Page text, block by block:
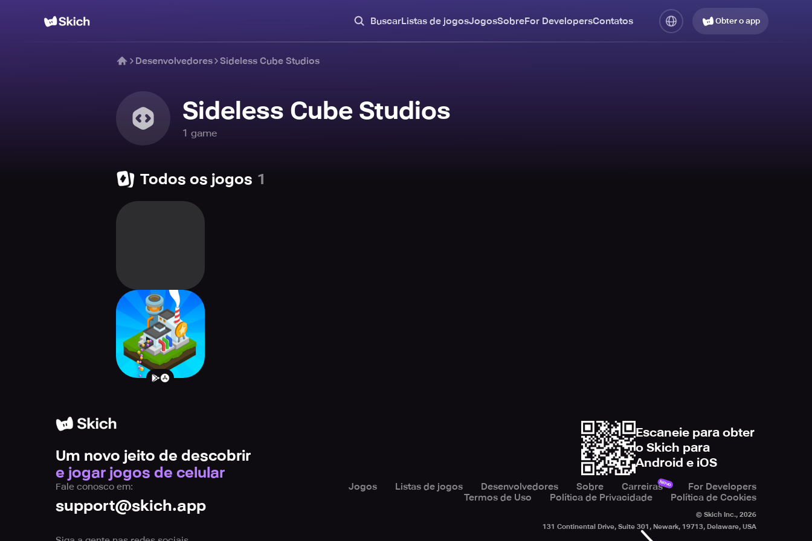
BuscarListas de jogosJogosSobreFor DevelopersContatos Obter o app
Desenvolvedores Sideless Cube Studios
Sideless Cube Studios
1 game
Todos os jogos 1
Lazy Sweet Tycoon
- Premium Idle
Strategy Clicker
Um novo jeito de descobrir
e jogar jogos de celular
Escaneie para obter
o Skich para
Android e iOS
Fale conosco em:
support@skich.app
Jogos Listas de jogos Desenvolvedores Sobre CarreirasNovo
For Developers
Termos de Uso
Política de Privacidade Política de Cookies
© Skich Inc., 2026
131 Continental Drive, Suite 301, Newark, 19713, Delaware, USA